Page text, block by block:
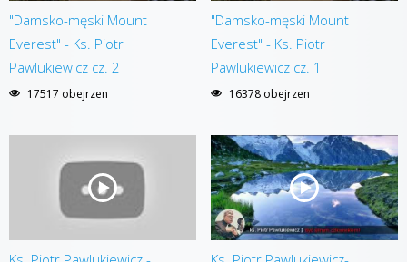
"Damsko-męski Mount
Everest" - Ks. Piotr
Pawlukiewicz cz. 2
17517 obejrzen
"Damsko-męski Mount
Everest" - Ks. Piotr
Pawlukiewicz cz. 1
16378 obejrzen